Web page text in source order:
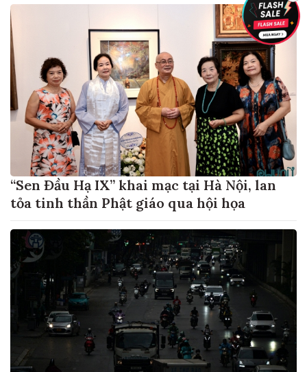
“Sen Đầu Hạ IX” khai mạc tại Hà Nội, lan
tỏa tinh thần Phật giáo qua hội họa